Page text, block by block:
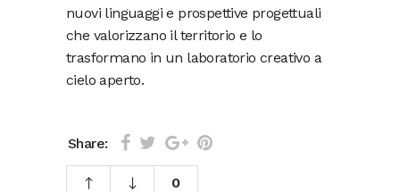
nuovi linguaggi e prospettive progettuali
che valorizzano il territorio e lo
trasformano in un laboratorio creativo a
cielo aperto.
Share:
0